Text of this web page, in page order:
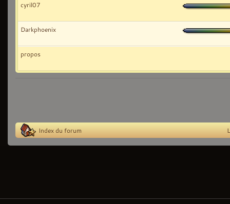
cyril07
Darkphoenix
propos
Index du forum